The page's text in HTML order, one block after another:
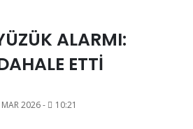
ALARMI:
ETTİ
2026 - 10:21